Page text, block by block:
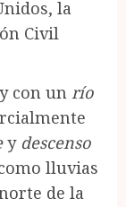
la
Civil
con un río
y descenso
lluvias
de la